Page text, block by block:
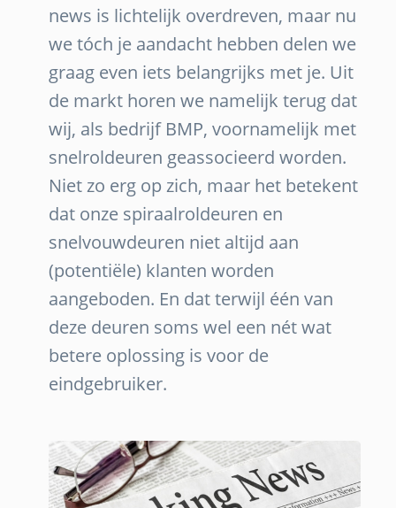
news is lichtelijk overdreven, maar nu
we tóch je aandacht hebben delen we
graag even iets belangrijks met je. Uit
de markt horen we namelijk terug dat
wij, als bedrijf BMP, voornamelijk met
snelroldeuren geassocieerd worden.
Niet zo erg op zich, maar het betekent
dat onze spiraalroldeuren en
snelvouwdeuren niet altijd aan
(potentiële) klanten worden
aangeboden. En dat terwijl één van
deze deuren soms wel een nét wat
betere oplossing is voor de
eindgebruiker.